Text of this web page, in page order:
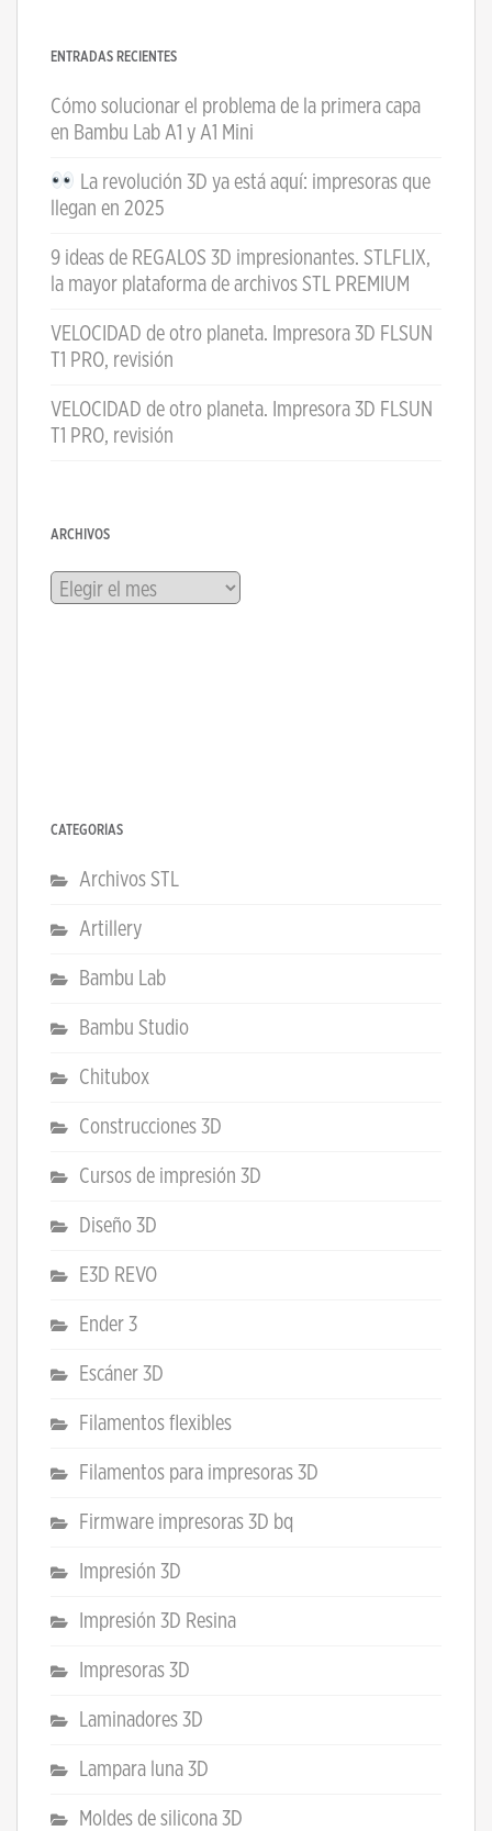
ENTRADAS RECIENTES
Cómo solucionar el problema de la primera capa
en Bambu Lab A1 y A1 Mini
La revolución 3D ya está aquí: impresoras que
llegan en 2025
9 ideas de REGALOS 3D impresionantes. STLFLIX,
la mayor plataforma de archivos STL PREMIUM
VELOCIDAD de otro planeta. Impresora 3D FLSUN
T1 PRO, revisión
VELOCIDAD de otro planeta. Impresora 3D FLSUN
T1 PRO, revisión
ARCHIVOS
Archivos
CATEGORÍAS
Archivos STL
Artillery
Bambu Lab
Bambu Studio
Chitubox
Construcciones 3D
Cursos de impresión 3D
Diseño 3D
E3D REVO
Ender 3
Escáner 3D
Filamentos flexibles
Filamentos para impresoras 3D
Firmware impresoras 3D bq
Impresión 3D
Impresión 3D Resina
Impresoras 3D
Laminadores 3D
Lampara luna 3D
Moldes de silicona 3D